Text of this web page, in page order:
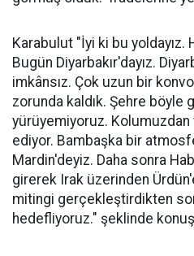
Karabulut "İyi ki bu yoldayız.
Bugün Diyarbakır'dayız.
imkânsız. Çok uzun bir
zorunda kaldık. Şehre böyle
yürüyemiyoruz.
ediyor. Bambaşka bir
Mardin'deyiz. Daha sonra
girerek Irak üzerinden
mitingi gerçekleştirdikten
hedefliyoruz." şeklinde